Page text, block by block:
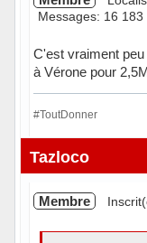
Messages: 16 183
C'est vraiment
à Vérone pour
#ToutDonner
Hors ligne
Tazloco
Membre